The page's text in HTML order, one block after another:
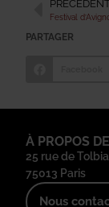
PARTAGER
À PROPOS
25 rue de
75013 Paris
Nous